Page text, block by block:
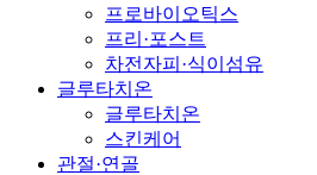
프로바이오틱스
프리·포스트
차전자피·식이섬유
글루타치온
글루타치온
스킨케어
관절·연골